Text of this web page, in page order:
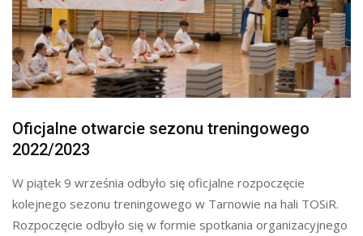
Oficjalne otwarcie sezonu treningowego
2022/2023
W piątek 9 września odbyło się oficjalne rozpoczęcie
kolejnego sezonu treningowego w Tarnowie na hali TOSiR.
Rozpoczęcie odbyło się w formie spotkania organizacyjnego